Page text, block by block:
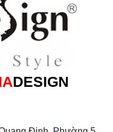
DESIGN